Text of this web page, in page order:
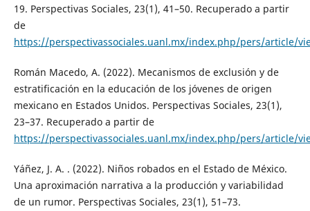
19. Perspectivas Sociales, 23(1), 41–50. Recuperado a partir
de
https://perspectivassociales.uanl.mx/index.php/pers/article/
Román Macedo, A. (2022). Mecanismos de exclusión y de
estratificación en la educación de los jóvenes de origen
mexicano en Estados Unidos. Perspectivas Sociales, 23(1),
23–37. Recuperado a partir de
https://perspectivassociales.uanl.mx/index.php/pers/article/
Yáñez, J. A. . (2022). Niños robados en el Estado de México.
Una aproximación narrativa a la producción y variabilidad
de un rumor. Perspectivas Sociales, 23(1), 51–73.